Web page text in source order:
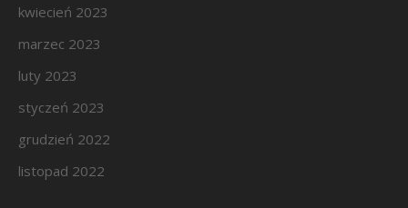
kwiecień 2023
marzec 2023
luty 2023
styczeń 2023
grudzień 2022
listopad 2022